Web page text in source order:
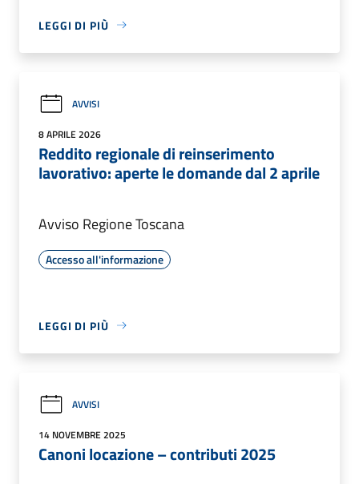
LEGGI DI PIÙ
AVVISI
8 APRILE 2026
Reddito regionale di reinserimento
lavorativo: aperte le domande dal 2 aprile
Avviso Regione Toscana
Accesso all'informazione
LEGGI DI PIÙ
AVVISI
14 NOVEMBRE 2025
Canoni locazione – contributi 2025